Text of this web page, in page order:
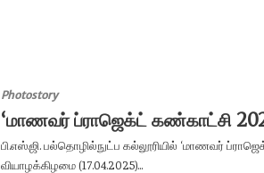
Photostory
‘மாணவர் ப்ராஜெக்ட் கண்காட்சி
பி.எஸ்.ஜி. பல்தொழில்நுட்ப கல்லூரியில் ‘மாணவர்
வியாழக்கிழமை (17.04.2025)...